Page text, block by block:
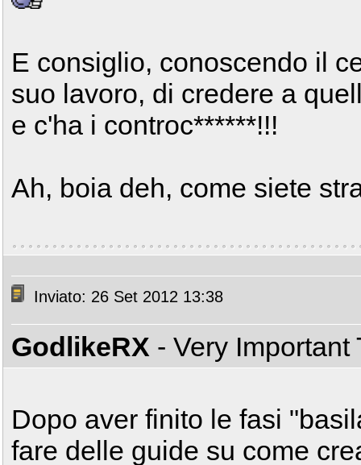
E consiglio, conoscendo il
suo lavoro, di credere a
e c'ha i controc******!!!
Ah, boia deh, come siete
Inviato: 26 Set 2012 13:38
GodlikeRX - Very
Dopo aver finito le fasi
fare delle guide su come